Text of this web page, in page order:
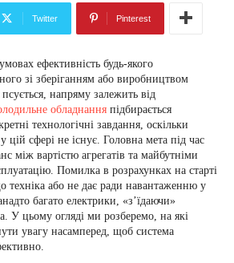
Twitter Pinterest
ефективність будь-якого
зі зберіганням або виробництвом
напряму залежить від
обладнання підбирається
технологічні завдання, оскільки
цій сфері не існує. Головна мета під час
між вартістю агрегатів та майбутніми
Помилка в розрахунках на старті
техніка або не дає ради навантаженню у
багато електрики, «з’їдаючи»
У цьому огляді ми розберемо, на які
увагу насамперед, щоб система